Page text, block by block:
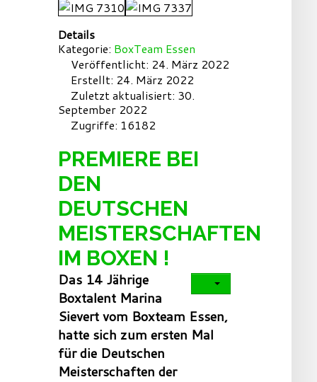
Details
Kategorie: BoxTeam Essen
Veröffentlicht: 24. März 2022
Erstellt: 24. März 2022
Zuletzt aktualisiert: 30.
September 2022
Zugriffe: 16182
PREMIERE BEI
DEN
DEUTSCHEN
MEISTERSCHAFTEN
IM BOXEN !
Das 14 Jährige
Boxtalent Marina
Sievert vom Boxteam Essen,
hatte sich zum ersten Mal
für die Deutschen
Meisterschaften der